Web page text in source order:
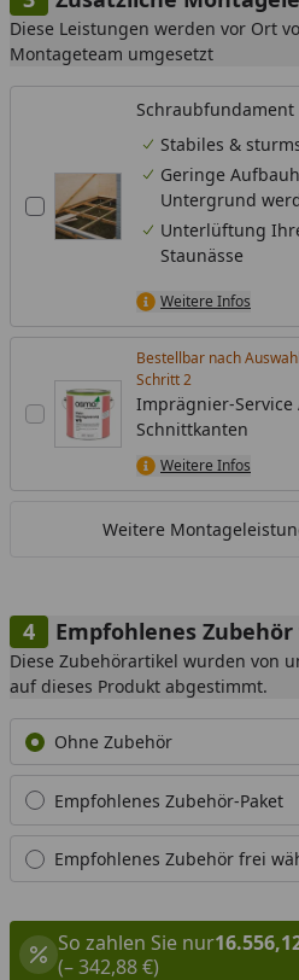
Diese Leistungen werden vor Ort
Montageteam umgesetzt
Schraubfundament
Stabiles &
Geringe
Untergrund
Unterlüftung
Staunässe
Weitere Infos
Bestellbar nach
Schritt
Imprägnier-Service
Schnittkanten
Weitere Infos
Weitere
Empfohlenes
Diese Zubehörartikel wurden von
auf dieses Produkt abgestimmt.
Ohne Zubehör
Empfohlenes Zubehör-Paket
Empfohlenes Zubehör frei
So zahlen Sie nur
(– 342,88 €)